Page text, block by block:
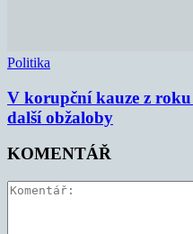
Politika
V korupční kauze z
další obžaloby
KOMENTÁŘ